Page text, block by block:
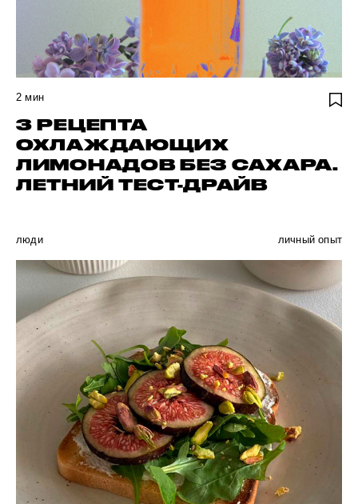
2 мин
3 РЕЦЕПТА
ОХЛАЖДАЮЩИХ
ЛИМОНАДОВ БЕЗ САХАРА.
ЛЕТНИЙ ТЕСТ-ДРАЙВ
люди личный опыт